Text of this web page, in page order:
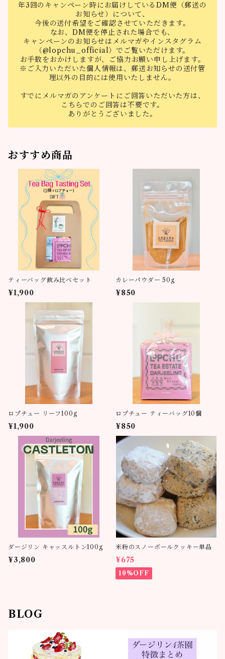
年3回のキャンペーン時にお届けしているDM便（郵送の
お知らせ）について、
今後の送付希望をご確認させていただきます。
なお、DM便を停止された場合でも、
キャンペーンのお知らせはメルマガやインスタグラム
（@lopchu_official）でご覧いただけます。
お手数をおかけしますが、ご協力お願い申し上げます。
※ご入力いただいた個人情報は、郵送お知らせの送付管
理以外の目的には使用いたしません。
すでにメルマガのアンケートにご回答いただいた方は、
こちらでのご回答は不要です。
ありがとうございました。
おすすめ商品
ティーバッグ飲み比べセット
¥1,900
カレーパウダー 50g
¥850
ロプチュー リーフ100g
¥1,900
ロプチュー ティーバッグ10個
¥850
ダージリン キャッスルトン100g
¥3,800
米粉のスノーボールクッキー単品
¥675
10%OFF
BLOG